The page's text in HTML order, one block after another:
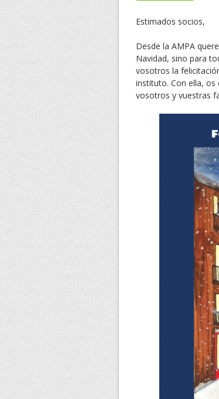
Estimados socios,
Desde la AMPA
Navidad, sino para
vosotros la
instituto. Con ella,
vosotros y vuestras